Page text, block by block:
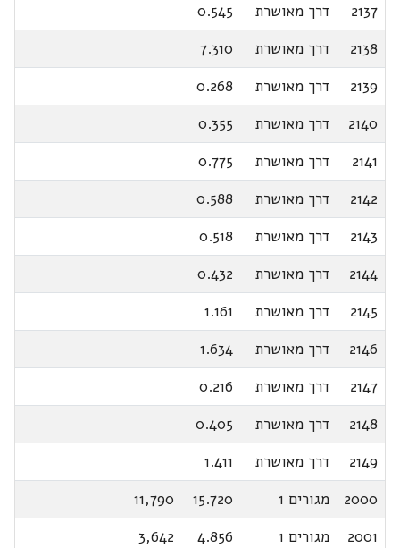
2137
דרך מאושרת
0.545
2138
דרך מאושרת
7.310
2139
דרך מאושרת
0.268
2140
דרך מאושרת
0.355
2141
דרך מאושרת
0.775
2142
דרך מאושרת
0.588
2143
דרך מאושרת
0.518
2144
דרך מאושרת
0.432
2145
דרך מאושרת
1.161
2146
דרך מאושרת
1.634
2147
דרך מאושרת
0.216
2148
דרך מאושרת
0.405
2149
דרך מאושרת
1.411
2000
מגורים 1 15.720
11,790
2001
מגורים 1 4.856
3,642